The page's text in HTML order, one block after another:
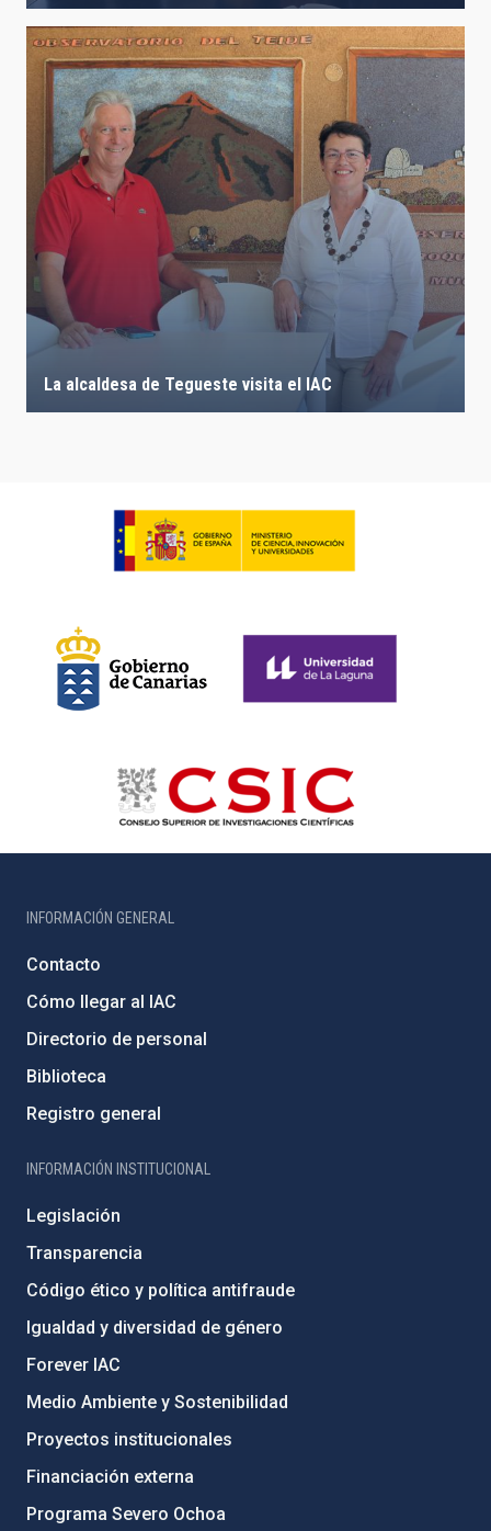
La alcaldesa de Tegueste visita el IAC
INFORMACIÓN GENERAL
Contacto
Cómo llegar al IAC
Directorio de personal
Biblioteca
Registro general
INFORMACIÓN INSTITUCIONAL
Legislación
Transparencia
Código ético y política antifraude
Igualdad y diversidad de género
Forever IAC
Medio Ambiente y Sostenibilidad
Proyectos institucionales
Financiación externa
Programa Severo Ochoa